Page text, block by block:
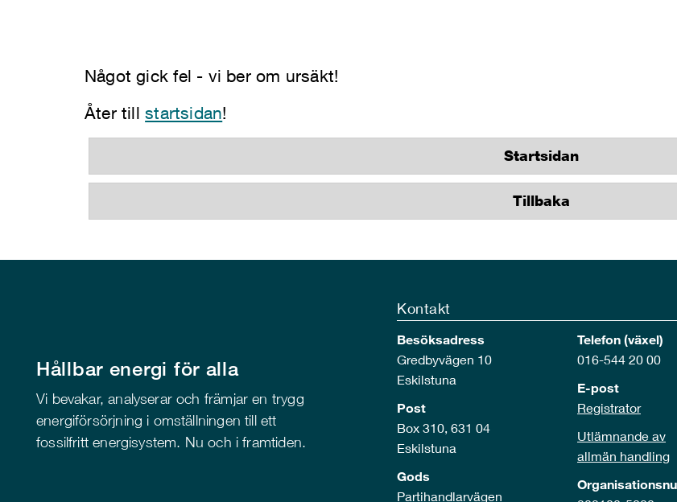
Något gick fel - vi ber om ursäkt!
Åter tillstartsidan!
Startsidan
Tillbaka
Hållbar energi för alla
Vi bevakar, analyserar och främjar en trygg
energiförsörjning i omställningen till ett
fossilfritt energisystem. Nu och i framtiden.
Kontakt
Besöksadress
Gredbyvägen 10
Eskilstuna
Post
Box 310, 631 04
Eskilstuna
Gods
Partihandlarvägen
Telefon (växel)
016-544 20 00
E-post
Registrator
Utlämnande av
allmän handling